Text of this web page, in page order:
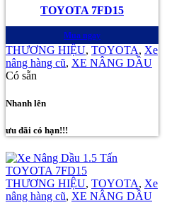
TOYOTA 7FD15
Mua ngay
THƯƠNG HIỆU, TOYOTA, Xe
nâng hàng cũ, XE NÂNG DẦU
Có sẵn
Nhanh lên
ưu đãi có hạn!!!
THƯƠNG HIỆU, TOYOTA, Xe
nâng hàng cũ, XE NÂNG DẦU